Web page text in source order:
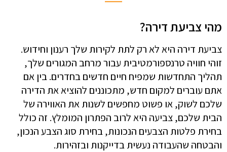
מהי צביעת דירה?
צביעת דירה היא לא רק לתת לקירות שלך רענון וחידוש.
זוהי חוויה טרנספורמטיבית עבור מרחב המגורים שלך,
תהליך התחדשות שמפיח חיים חדשים בחדרים. בין אם
אתם עוברים למקום חדש, מתכוננים להוציא את הדירה
שלכם לשוק, או פשוט מחפשים לשנות את האווירה של
הבית שלכם, צביעה היא לרוב הפתרון המומלץ. זה כולל
בחירת פלטות הצבעים הנכונות, בחירת סוג הצבע הנכון,
והבטחה שהעבודה נעשית בדייקנות ובזהירות.